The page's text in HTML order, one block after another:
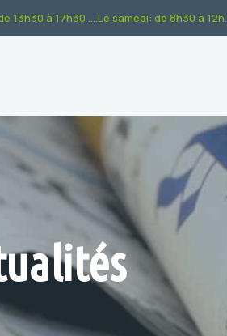
13h30 à 17h30 ....Le samedi: de 8h30 à 12h.